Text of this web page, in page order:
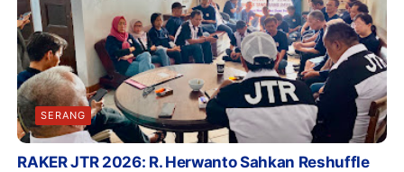
SERANG
RAKER JTR 2026: R. Herwanto Sahkan Reshuffle